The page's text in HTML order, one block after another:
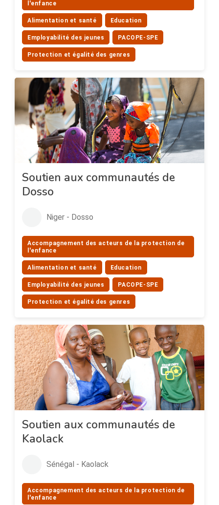
l'enfance
Alimentation et santé Education
Employabilité des jeunes PACOPE-SPE
Protection et égalité des genres
Soutien aux communautés de
Dosso
Niger - Dosso
Accompagnement des acteurs de la protection de
l'enfance
Alimentation et santé Education
Employabilité des jeunes PACOPE-SPE
Protection et égalité des genres
Soutien aux communautés de
Kaolack
Sénégal - Kaolack
Accompagnement des acteurs de la protection de
l'enfance